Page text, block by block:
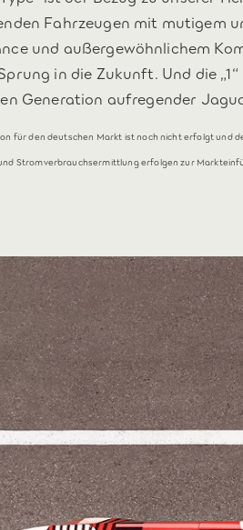
Fahrzeugen mit mutigem
und außergewöhnlichem
in die Zukunft. Und die
Generation aufregender
für den deutschen Markt ist noch nicht erfolgt und
Stromverbrauchsermittlung erfolgen zur